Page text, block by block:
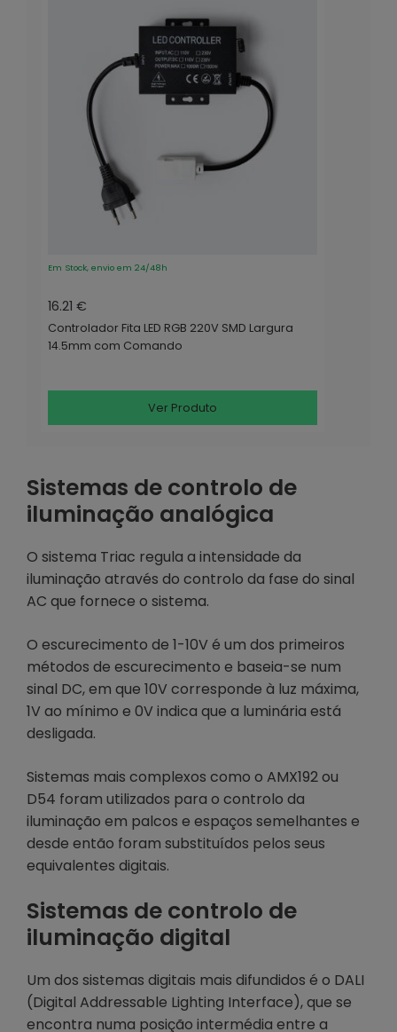
Em Stock, envio em 24/48h
16.21 €
Controlador Fita LED RGB 220V SMD Largura
14.5mm com Comando
Ver Produto
Sistemas de controlo de
iluminação analógica
O sistema Triac regula a intensidade da
iluminação através do controlo da fase do sinal
AC que fornece o sistema.
O escurecimento de 1-10V é um dos primeiros
métodos de escurecimento e baseia-se num
sinal DC, em que 10V corresponde à luz máxima,
1V ao mínimo e 0V indica que a luminária está
desligada.
Sistemas mais complexos como o AMX192 ou
D54 foram utilizados para o controlo da
iluminação em palcos e espaços semelhantes e
desde então foram substituídos pelos seus
equivalentes digitais.
Sistemas de controlo de
iluminação digital
Um dos sistemas digitais mais difundidos é o DALI
(Digital Addressable Lighting Interface), que se
encontra numa posição intermédia entre a